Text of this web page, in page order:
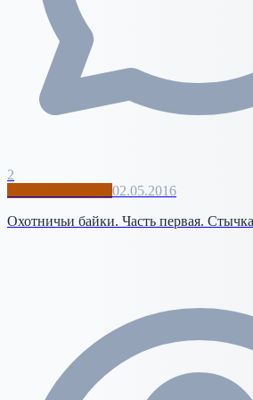
2
02.05.2016
Охотничьи байки. Часть первая.